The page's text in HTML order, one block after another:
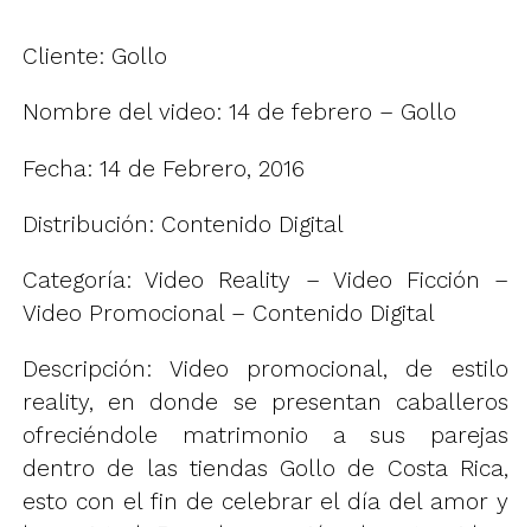
Cliente: Gollo
Nombre del video: 14 de febrero – Gollo
Fecha: 14 de Febrero, 2016
Distribución: Contenido Digital
Categoría: Video Reality – Video Ficción –
Video Promocional – Contenido Digital
Descripción: Video promocional, de estilo
reality, en donde se presentan caballeros
ofreciéndole matrimonio a sus parejas
dentro de las tiendas Gollo de Costa Rica,
esto con el fin de celebrar el día del amor y